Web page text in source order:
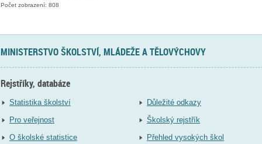
Počet zobrazení: 808
MINISTERSTVO ŠKOLSTVÍ, MLÁDEŽE A TĚLOVÝCHOVY
Rejstříky, databáze
Statistika školství
Pro veřejnost
O školské statistice
Důležité odkazy
Školský rejstřík
Přehled vysokých škol